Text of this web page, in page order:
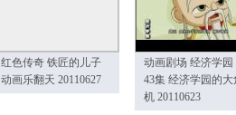
红色传奇 铁匠的儿子
动画乐翻天 20110627
动画剧场 经济学园
43集 经济学园的大
机 20110623